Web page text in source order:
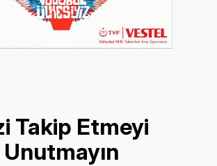
Takip Etmeyi
Unutmayın